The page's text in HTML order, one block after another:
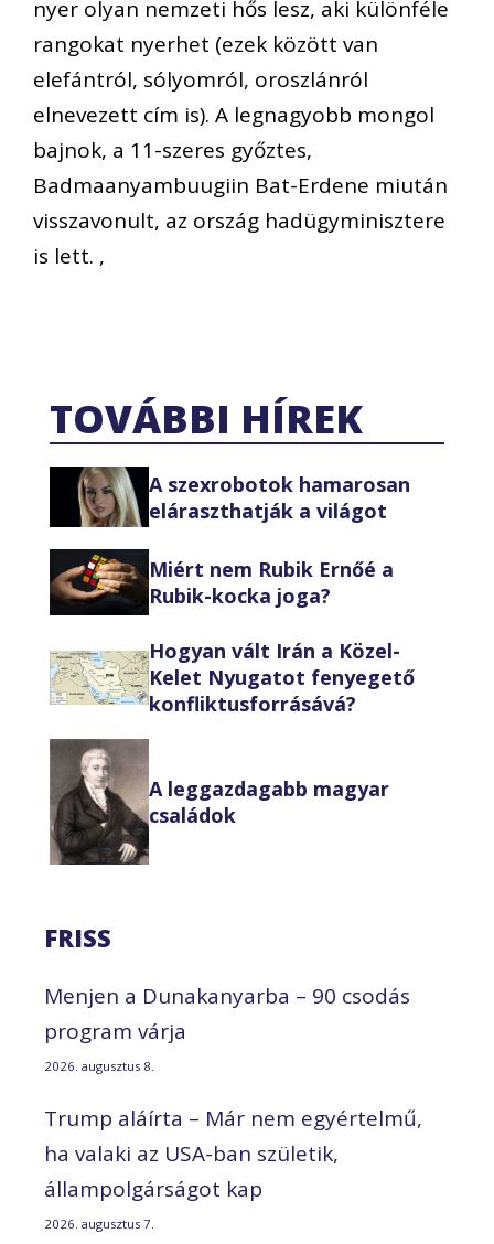
nyer olyan nemzeti hős lesz, aki különféle
rangokat nyerhet (ezek között van
elefántról, sólyomról, oroszlánról
elnevezett cím is). A legnagyobb mongol
bajnok, a 11-szeres győztes,
Badmaanyambuugiin Bat-Erdene miután
visszavonult, az ország hadügyminisztere
is lett. ,
TOVÁBBI HÍREK
A szexrobotok hamarosan
eláraszthatják a világot
Miért nem Rubik Ernőé a
Rubik-kocka joga?
Hogyan vált Irán a Közel-
Kelet Nyugatot fenyegető
konfliktusforrásává?
A leggazdagabb magyar
családok
FRISS
Menjen a Dunakanyarba – 90 csodás
program várja
2026. augusztus 8.
Trump aláírta – Már nem egyértelmű,
ha valaki az USA-ban születik,
állampolgárságot kap
2026. augusztus 7.